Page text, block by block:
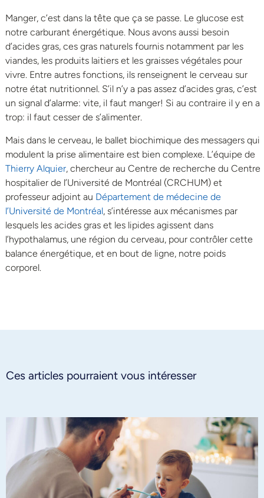
Manger, c’est dans la tête que ça se passe. Le glucose est
notre carburant énergétique. Nous avons aussi besoin
d’acides gras, ces gras naturels fournis notamment par les
viandes, les produits laitiers et les graisses végétales pour
vivre. Entre autres fonctions, ils renseignent le cerveau sur
notre état nutritionnel. S’il n’y a pas assez d’acides gras, c’est
un signal d’alarme: vite, il faut manger! Si au contraire il y en a
trop: il faut cesser de s’alimenter.
Mais dans le cerveau, le ballet biochimique des messagers qui
modulent la prise alimentaire est bien complexe. L’équipe de
Thierry Alquier, chercheur au Centre de recherche du Centre
hospitalier de l’Université de Montréal (CRCHUM) et
professeur adjoint au Département de médecine de
l’Université de Montréal, s’intéresse aux mécanismes par
lesquels les acides gras et les lipides agissent dans
l’hypothalamus, une région du cerveau, pour contrôler cette
balance énergétique, et en bout de ligne, notre poids
corporel.
Ces articles pourraient vous intéresser